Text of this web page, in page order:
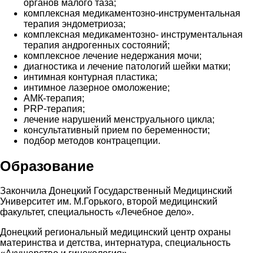
органов малого таза;
комплексная медикаментозно-инструментальная
терапия эндометриоза;
комплексная медикаментозно- инструментальная
терапия андрогенных состояний;
комплексное лечение недержания мочи;
диагностика и лечение патологий шейки матки;
интимная контурная пластика;
интимное лазерное омоложение;
АМК-терапия;
PRP-терапия;
лечение нарушений менструального цикла;
консультативный прием по беременности;
подбор методов контрацепции.
Образование
Закончила Донецкий Государственный Медицинский
Университет им. М.Горького, второй медицинский
факультет, специальность «Лечебное дело».
Донецкий региональный медицинский центр охраны
материнства и детства, интернатура, специальность